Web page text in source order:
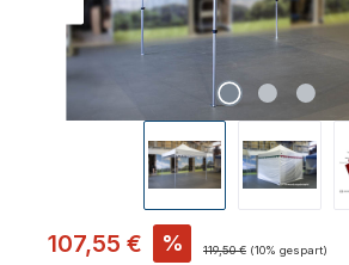
Verkaufspreis:
107,55 € % Regulärer Preis:
119,50 € (10% gespart)